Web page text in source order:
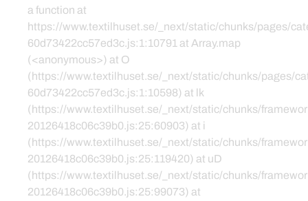
a function at
https://www.textilhuset.se/_next/static/chunks/pages/
60d73422cc57ed3c.js:1:10791 at Array.map
(<anonymous>) at O
(https://www.textilhuset.se/_next/static/chunks/pages/
60d73422cc57ed3c.js:1:10598) at lk
(https://www.textilhuset.se/_next/static/chunks/
20126418c06c39b0.js:25:60903) at i
(https://www.textilhuset.se/_next/static/chunks/
20126418c06c39b0.js:25:119420) at uD
(https://www.textilhuset.se/_next/static/chunks/
20126418c06c39b0.js:25:99073) at